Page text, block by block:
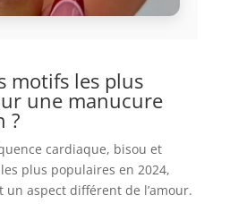
motifs les plus
une manucure
?
cardiaque, bisou et
plus populaires en 2024,
aspect différent de l’amour.